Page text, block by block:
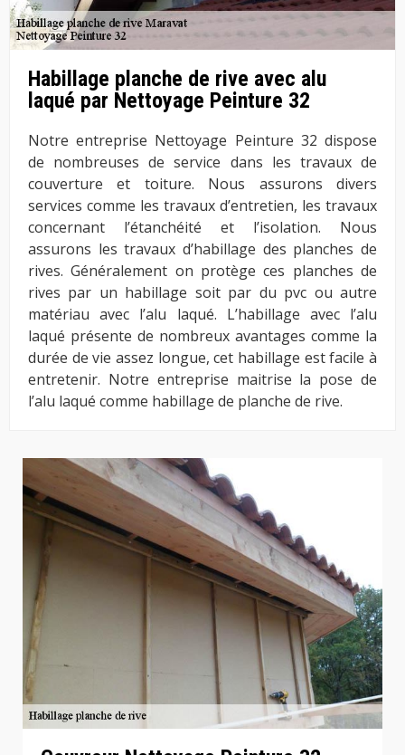
Habillage planche de rive avec alu
laqué par Nettoyage Peinture 32
Notre entreprise Nettoyage Peinture 32 dispose
de nombreuses de service dans les travaux de
couverture et toiture. Nous assurons divers
services comme les travaux d’entretien, les travaux
concernant l’étanchéité et l’isolation. Nous
assurons les travaux d’habillage des planches de
rives. Généralement on protège ces planches de
rives par un habillage soit par du pvc ou autre
matériau avec l’alu laqué. L’habillage avec l’alu
laqué présente de nombreux avantages comme la
durée de vie assez longue, cet habillage est facile à
entretenir. Notre entreprise maitrise la pose de
l’alu laqué comme habillage de planche de rive.